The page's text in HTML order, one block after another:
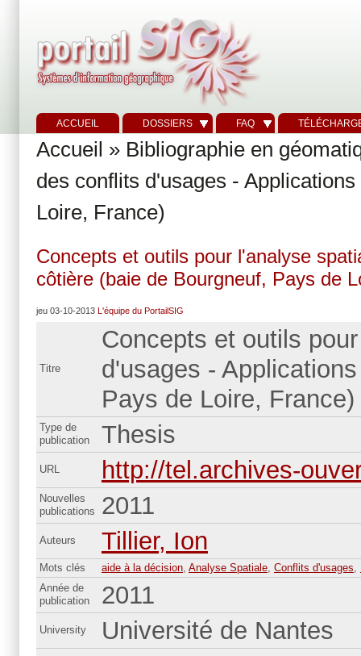
ACCUEIL DOSSIERS FAQ
Accueil » Bibliographie en
des conflits d'usages -
Loire, France)
Concepts et outils pour l'analyse
côtière (baie de Bourgneuf, Pays de
jeu 03-10-2013 L'équipe du PortailSIG
Titre
Concepts et outils
d'usages -
Pays de Loire, France)
Type de
publication
Thesis
URL http://tel.archives-
Nouvelles
publications
2011
Auteurs Tillier, Ion
Mots clés aide à la décision, Analyse Spatiale, Conflits d'usages,
Année de
publication
2011
University Université de Nantes